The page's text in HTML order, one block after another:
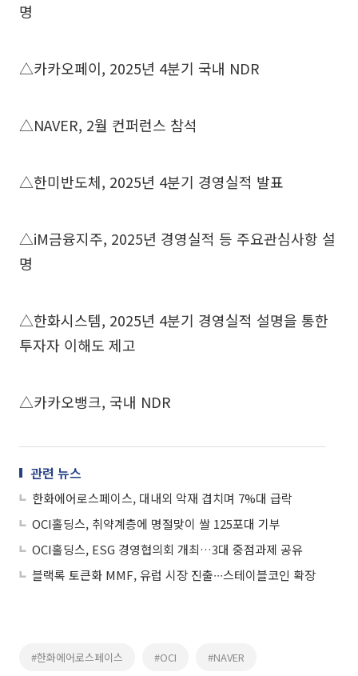
명
△카카오페이, 2025년 4분기 국내 NDR
△NAVER, 2월 컨퍼런스 참석
△한미반도체, 2025년 4분기 경영실적 발표
△iM금융지주, 2025년 경영실적 등 주요관심사항 설
명
△한화시스템, 2025년 4분기 경영실적 설명을 통한
투자자 이해도 제고
△카카오뱅크, 국내 NDR
관련 뉴스
한화에어로스페이스, 대내외 악재 겹치며 7%대 급락
OCI홀딩스, 취약계층에 명절맞이 쌀 125포대 기부
OCI홀딩스, ESG 경영협의회 개최…3대 중점과제 공유
블랙록 토큰화 MMF, 유럽 시장 진출∙∙∙스테이블코인 확장
#한화에어로스페이스 #OCI #NAVER